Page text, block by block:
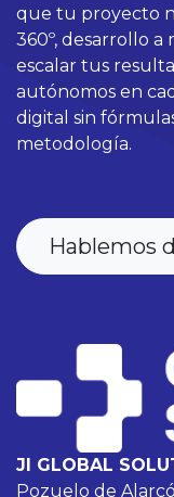
que tu proyecto
360º, desarrollo
escalar tus
autónomos en
digital sin
metodología.
Hablemos
JI GLOBAL
Pozuelo de